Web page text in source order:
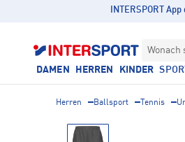
INTERSPORT
Wonach
DAMEN HERREN KINDER
Herren Ballsport Tennis